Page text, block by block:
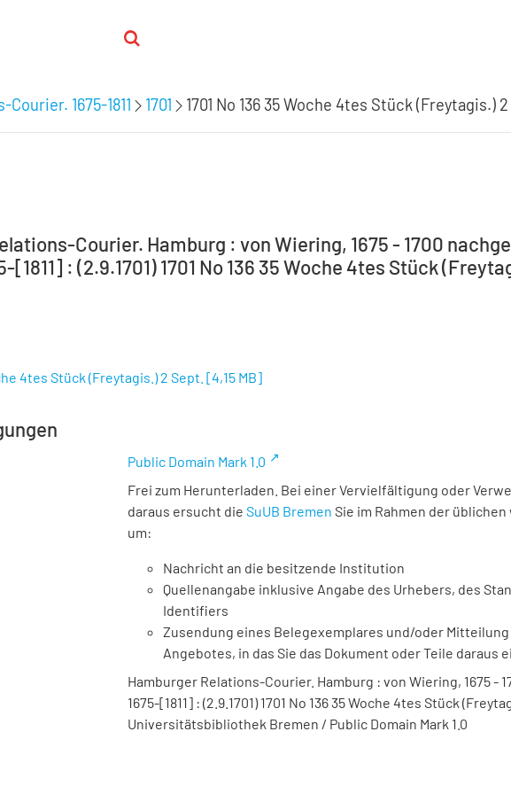
1675-1811 1701 1701 No 136 35 Woche 4tes Stück (Freytagis.)
Courier. Hamburg : von Wiering, 1675 - 1700
[1811] : (2.9.1701) 1701 No 136 35 Woche 4tes Stück
4tes Stück (Freytagis.) 2 Sept. [4,15 MB]
Public Domain Mark 1.0
Frei zum Herunterladen. Bei einer Vervielfältigung oder
daraus ersucht die SuUB Bremen Sie im Rahmen der
um:
Nachricht an die besitzende Institution
Quellenangabe inklusive Angabe des Urhebers, des
Identifiers
Zusendung eines Belegexemplares und/oder
Angebotes, in das Sie das Dokument oder Teile daraus
Hamburger Relations-Courier. Hamburg : von Wiering, 1675 -
1675-[1811] : (2.9.1701) 1701 No 136 35 Woche 4tes Stück
Universitätsbibliothek Bremen / Public Domain Mark 1.0